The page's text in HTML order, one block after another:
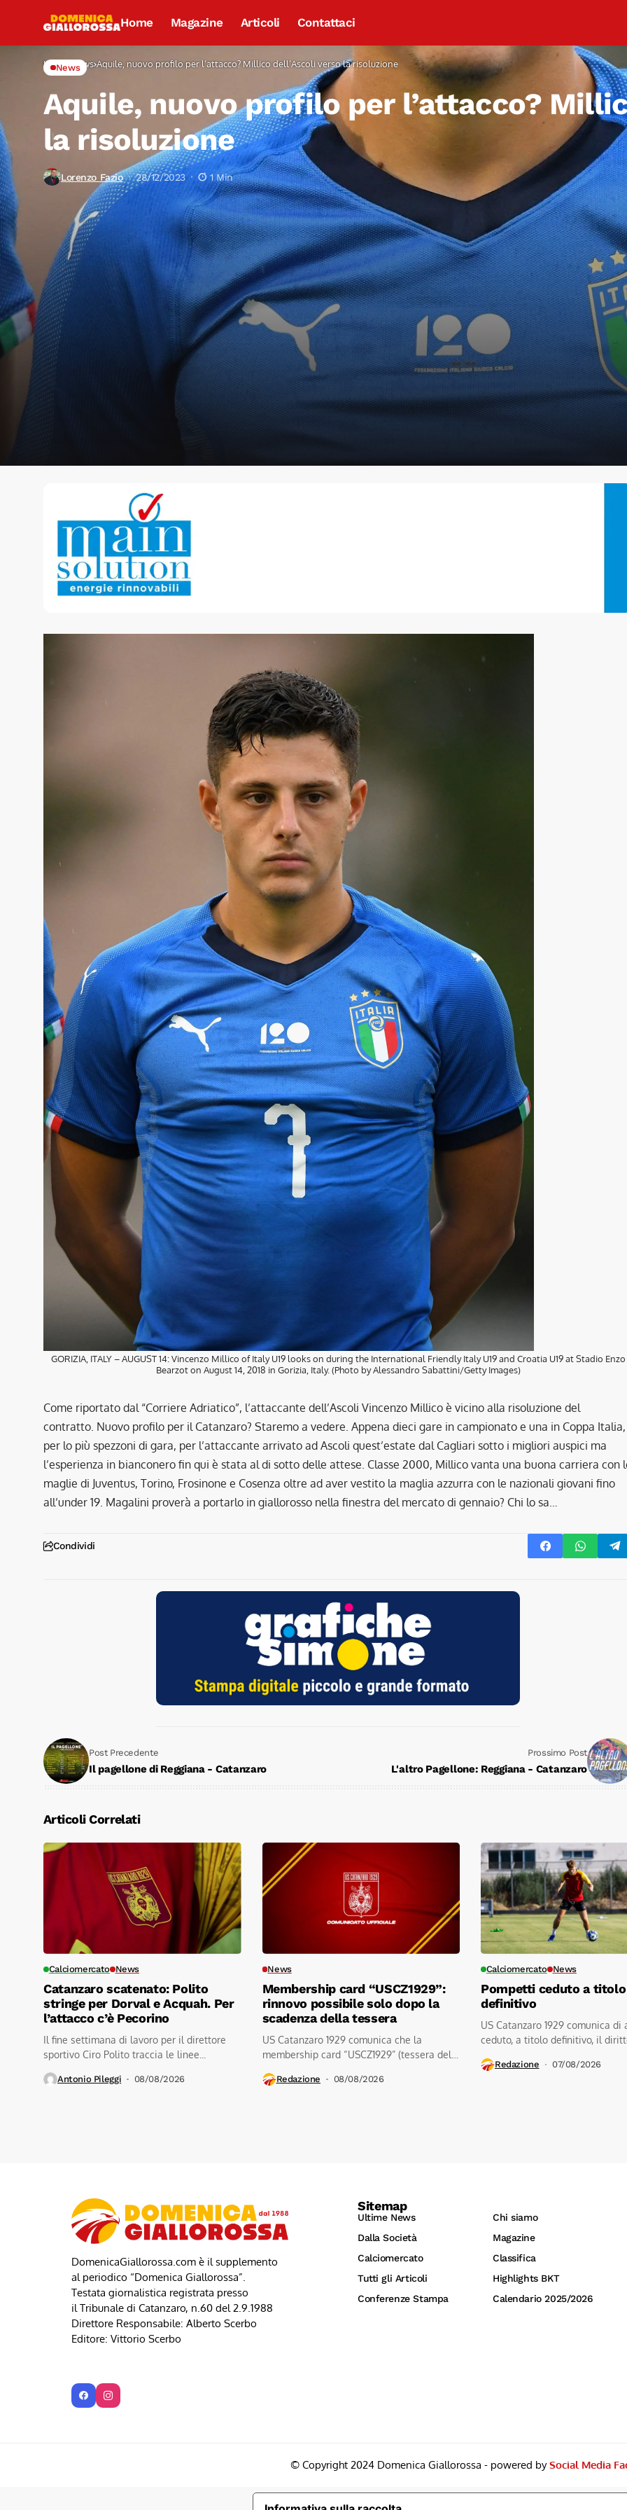
Home Magazine Articoli Contattaci
Home News Aquile, nuovo profilo per l’attacco? Millico dell’Ascoli verso la risoluzione
News
Aquile, nuovo profilo per l’attacco?
la risoluzione
Lorenzo Fazio 28/12/2023 1 Min
GORIZIA, ITALY – AUGUST 14: Vincenzo Millico of Italy U19 looks on during the International Friendly Italy U19 and Croatia U19 at Stadio Enzo
Bearzot on August 14, 2018 in Gorizia, Italy. (Photo by Alessandro Sabattini/Getty Images)
Come riportato dal “Corriere Adriatico”, l’attaccante dell’Ascoli Vincenzo Millico è vicino alla risoluzione del
contratto. Nuovo profilo per il Catanzaro? Staremo a vedere. Appena dieci gare in campionato e una in Coppa Italia,
per lo più spezzoni di gara, per l’attaccante arrivato ad Ascoli quest’estate dal Cagliari sotto i migliori auspici ma
l’esperienza in bianconero fin qui è stata al di sotto delle attese. Classe 2000, Millico vanta una buona carriera con
maglie di Juventus, Torino, Frosinone e Cosenza oltre ad aver vestito la maglia azzurra con le nazionali giovani fino
all’under 19. Magalini proverà a portarlo in giallorosso nella finestra del mercato di gennaio? Chi lo sa…
Condividi
Post Precedente
Il pagellone di Reggiana - Catanzaro
Prossimo Post
L'altro Pagellone: Reggiana - Catanzaro
Articoli Correlati
Calciomercato News
Catanzaro scatenato: Polito
stringe per Dorval e Acquah. Per
l’attacco c’è Pecorino
Il fine settimana di lavoro per il direttore
sportivo Ciro Polito traccia le linee...
Antonio Pileggi 08/08/2026
News
Membership card “USCZ1929”:
rinnovo possibile solo dopo la
scadenza della tessera
US Catanzaro 1929 comunica che la
membership card “USCZ1929” (tessera del
Redazione 08/08/2026
Calciomercato News
Pompetti ceduto a titolo
definitivo
US Catanzaro 1929 comunica di
ceduto, a titolo definitivo, il
Redazione 07/08/2026
DomenicaGiallorossa.com è il supplemento
al periodico “Domenica Giallorossa”.
Testata giornalistica registrata presso
il Tribunale di Catanzaro, n.60 del 2.9.1988
Direttore Responsabile: Alberto Scerbo
Editore: Vittorio Scerbo
Sitemap
Ultime News
Chi siamo
Dalla Società
Magazine
Calciomercato
Classifica
Tutti gli Articoli
Highlights BKT
Conferenze Stampa
Calendario 2025/2026
© Copyright 2024 Domenica Giallorossa - powered bySocial Media